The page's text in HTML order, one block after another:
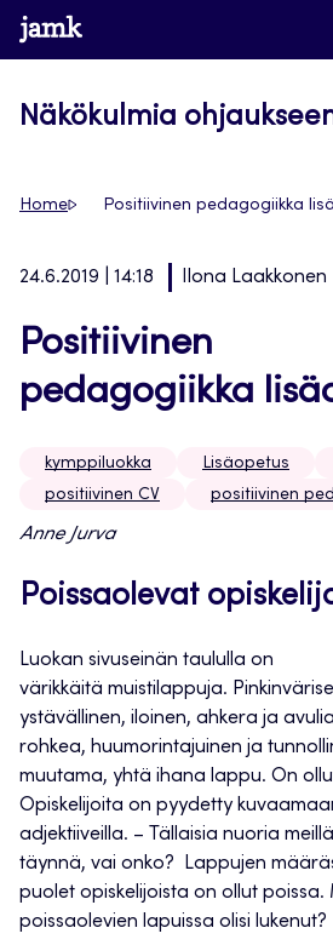
Siirry
suoraan
www.jamk.fi
Näkökulmia
Home Positiivinen pedagogiikka
24.6.2019 | 14:18 Ilona Laakkonen
Positiivinen
pedagogiikka
kymppiluokka Lisäopetus
positiivinen CV
positiivinen
Anne Jurva
Poissaolevat
Luokan sivuseinän taululla on
värikkäitä muistilappuja.
ystävällinen, iloinen, ahkera ja
rohkea, huumorintajuinen ja
muutama, yhtä ihana lappu. On
Opiskelijoita on pyydetty
adjektiiveilla. – Tällaisia nuoria meillä
täynnä, vai onko?
Lappujen
puolet opiskelijoista on ollut poissa.
poissaolevien lapuissa olisi lukenut?